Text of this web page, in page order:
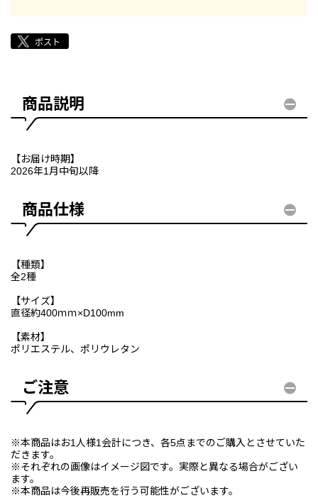
商品説明
【お届け時期】
2026年1月中旬以降
商品仕様
【種類】
全2種
【サイズ】
直径約400ｍｍ×D100mm
【素材】
ポリエステル、ポリウレタン
ご注意
※本商品はお1人様1会計につき、各5点までのご購入とさせていた
だきます。
※それぞれの画像はイメージ図です。実際と異なる場合がござい
ます。
※本商品は今後再販売を行う可能性がございます。